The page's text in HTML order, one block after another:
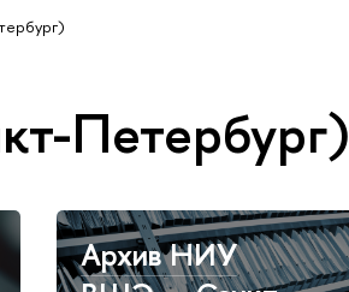
Петербург)
Архив НИУ